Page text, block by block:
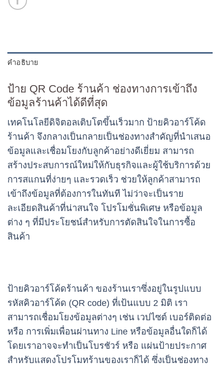
คำอธิบาย
ป้าย QR Code ร้านค้า ช่องทางการเข้าถึง
ข้อมูลร้านค้าได้ดีที่สุด
เทคโนโลยีดิจิตอลเติบโตขึ้นเร็วมาก ป้ายคิวอาร์โค้ด
ร้านค้า จึงกลางเป็นกลายเป็นช่องทางสำคัญที่นำเสนอ
ข้อมูลและเชื่อมโยงกับลูกค้าอย่างดีเยี่ยม สามารถ
สร้างประสบการณ์ใหม่ให้กับธุรกิจและผู้ใช้บริการด้วย
การสแกนที่ง่ายๆ และรวดเร็ว ช่วยให้ลูกค้าสามารถ
เข้าถึงข้อมูลที่ต้องการในทันที ไม่ว่าจะเป็นราย
ละเอียดสินค้าที่น่าสนใจ โปรโมชั่นพิเศษ หรือข้อมูล
ต่าง ๆ ที่มีประโยชน์สำหรับการตัดสินใจในการซื้อ
สินค้า
ป้ายคิวอาร์โค้ดร้านค้า ของร้านเราซึ่งอยู่ในรูปแบบ
รหัสคิวอาร์โค้ด (QR code) ที่เป้นแบบ 2 มิติ เรา
สามารถเชื่อมโยงข้อมูลต่างๆ เช่น เวปไซต์ เบอร์ติดต่อ
หรือ การเพิ่มเพื่อนผ่านทาง Line หรือข้อมูลอื่นใดก็ได้
โดยเราอาจจะทำเป็นโบรชัวร์ หรือ แผ่นป้ายประกาศ
สำหรับแสดงโปรโมทร้านของเราก็ได้ ซึ่งเป็นช่องทาง